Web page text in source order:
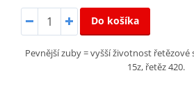
Do košíka
Pevnější zuby = vyšší životnost řetězové
15z, řetěz 420.